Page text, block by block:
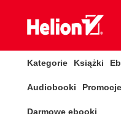
Kategorie Książki
Audiobooki Promocje
Darmowe ebooki